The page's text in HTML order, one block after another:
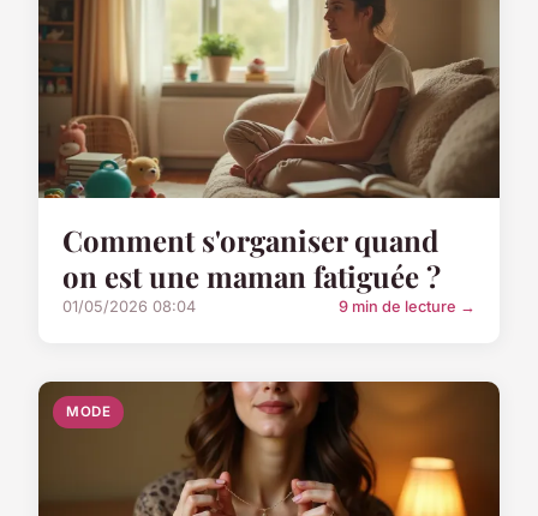
Comment s'organiser quand
on est une maman fatiguée ?
01/05/2026 08:04 9 min de lecture →
MODE